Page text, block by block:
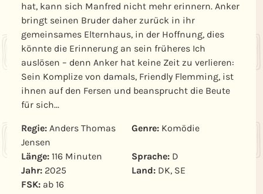
hat, kann sich Manfred nicht mehr erinnern. Anker
bringt seinen Bruder daher zurück in ihr
gemeinsames Elternhaus, in der Hoffnung, dies
könnte die Erinnerung an sein früheres Ich
auslösen – denn Anker hat keine Zeit zu verlieren:
Sein Komplize von damals, Friendly Flemming, ist
ihnen auf den Fersen und beansprucht die Beute
für sich...
Regie: Anders Thomas
Jensen
Genre: Komödie
Länge: 116 Minuten Sprache: D
Jahr: 2025 Land: DK, SE
FSK: ab 16